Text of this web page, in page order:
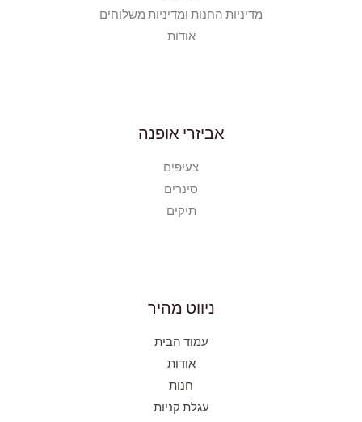
מדיניות החנות ומדיניות משלוחים
אודות
אביזרי אופנה
צעיפים
סינרים
תיקים
ניווט מהיר
עמוד הבית
אודות
חנות
עגלת קניות